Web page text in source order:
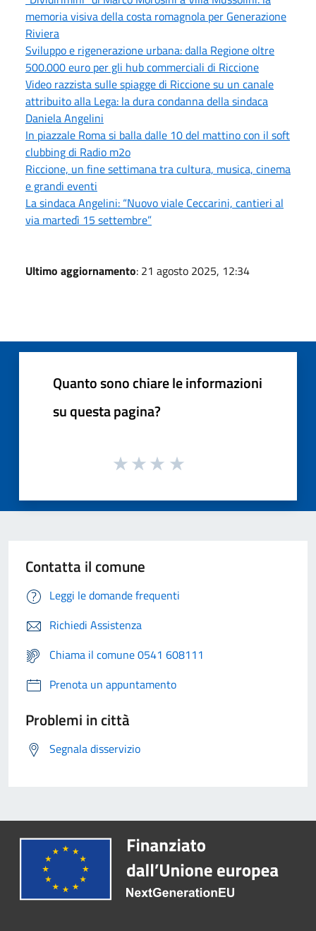
memoria visiva della costa romagnola per Generazione
Riviera
Sviluppo e rigenerazione urbana: dalla Regione oltre
500.000 euro per gli hub commerciali di Riccione
Video razzista sulle spiagge di Riccione su un canale
attribuito alla Lega: la dura condanna della sindaca
Daniela Angelini
In piazzale Roma si balla dalle 10 del mattino con il soft
clubbing di Radio m2o
Riccione, un fine settimana tra cultura, musica, cinema
e grandi eventi
La sindaca Angelini: “Nuovo viale Ceccarini, cantieri al
via martedì 15 settembre”
Ultimo aggiornamento: 21 agosto 2025, 12:34
Quanto sono chiare le informazioni
su questa pagina?
Contatta il comune
Leggi le domande frequenti
Richiedi Assistenza
Chiama il comune 0541 608111
Prenota un appuntamento
Problemi in città
Segnala disservizio